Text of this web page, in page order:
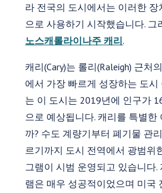
라 전국의 도시에서는 이러한 장
으로 사용하기 시작했습니다. 그
노스캐롤라이나주 캐리.
캐리(Cary)는 롤리(Raleigh) 근처
에서 가장 빠르게 성장하는 도시
는 이 도시는 2019년에 인구가
으로 예상됩니다. 캐리를 특별한
까? 수도 계량기부터 폐기물 관
르기까지 도시 전역에서 광범위
그램이 시범 운영되고 있습니다.
램은 매우 성공적이었으며 미국